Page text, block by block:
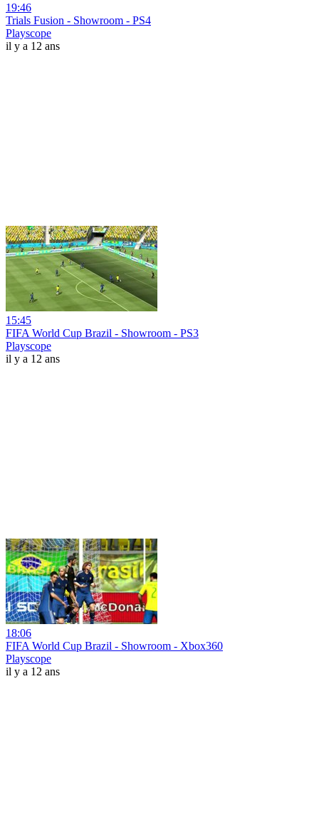
19:46
Trials Fusion - Showroom - PS4
Playscope
il y a 12 ans
15:45
FIFA World Cup Brazil - Showroom - PS3
Playscope
il y a 12 ans
18:06
FIFA World Cup Brazil - Showroom - Xbox360
Playscope
il y a 12 ans